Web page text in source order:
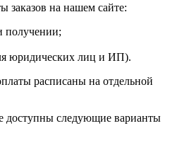
заказов на нашем сайте:
получении;
юридических лиц и ИП).
расписаны на отдельной
доступны следующие варианты